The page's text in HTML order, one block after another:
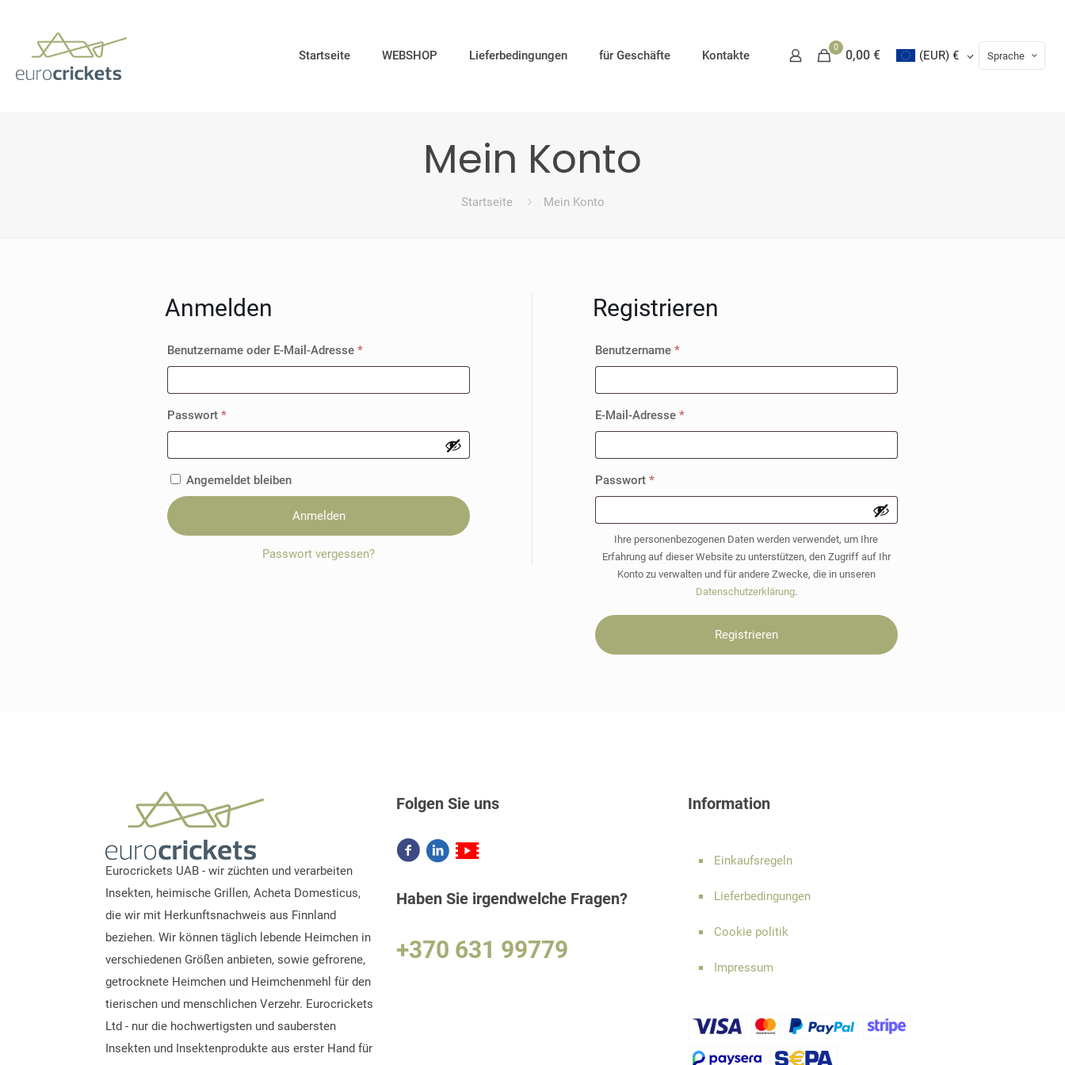
Startseite WEBSHOP Lieferbedingungen für Geschäfte Kontakte
0
0,00 € (EUR) € Sprache
Mein Konto
Startseite Mein Konto
Anmelden
Benutzername oder E-Mail-Adresse *Erforderlich
Passwort *Erforderlich
Angemeldet bleiben
Anmelden
Passwort vergessen?
Registrieren
Benutzername *Erforderlich
E-Mail-Adresse *Erforderlich
Passwort *Erforderlich
Ihre personenbezogenen Daten werden verwendet, um Ihre
Erfahrung auf dieser Website zu unterstützen, den Zugriff auf Ihr
Konto zu verwalten und für andere Zwecke, die in unseren
Datenschutzerklärung.
Registrieren
Eurocrickets UAB - wir züchten und verarbeiten
Insekten, heimische Grillen, Acheta Domesticus,
die wir mit Herkunftsnachweis aus Finnland
beziehen. Wir können täglich lebende Heimchen in
verschiedenen Größen anbieten, sowie gefrorene,
getrocknete Heimchen und Heimchenmehl für den
tierischen und menschlichen Verzehr. Eurocrickets
Ltd - nur die hochwertigsten und saubersten
Insekten und Insektenprodukte aus erster Hand für
Folgen Sie uns
Haben Sie irgendwelche Fragen?
+370 631 99779
Information
Einkaufsregeln
Lieferbedingungen
Cookie politik
Impressum